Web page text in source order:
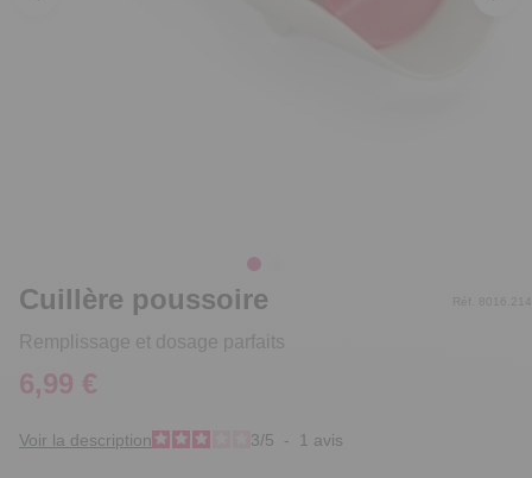
Cuillère poussoire
Remplissage et dosage parfaits
Réf. 8016.214
6,99 €
Voir la description 3/5 - 1 avis